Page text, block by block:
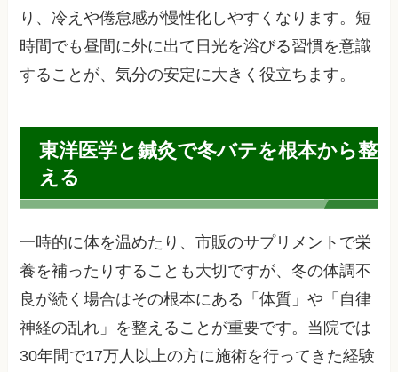
り、冷えや倦怠感が慢性化しやすくなります。短
時間でも昼間に外に出て日光を浴びる習慣を意識
することが、気分の安定に大きく役立ちます。
東洋医学と鍼灸で冬バテを根本から整
える
一時的に体を温めたり、市販のサプリメントで栄
養を補ったりすることも大切ですが、冬の体調不
良が続く場合はその根本にある「体質」や「自律
神経の乱れ」を整えることが重要です。当院では
30年間で17万人以上の方に施術を行ってきた経験